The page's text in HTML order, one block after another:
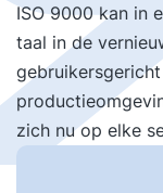
ISO 9000 kan in
taal in de
zich nu op elke